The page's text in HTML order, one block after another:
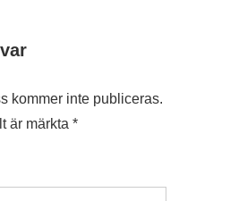
kommer inte publiceras.
är märkta *